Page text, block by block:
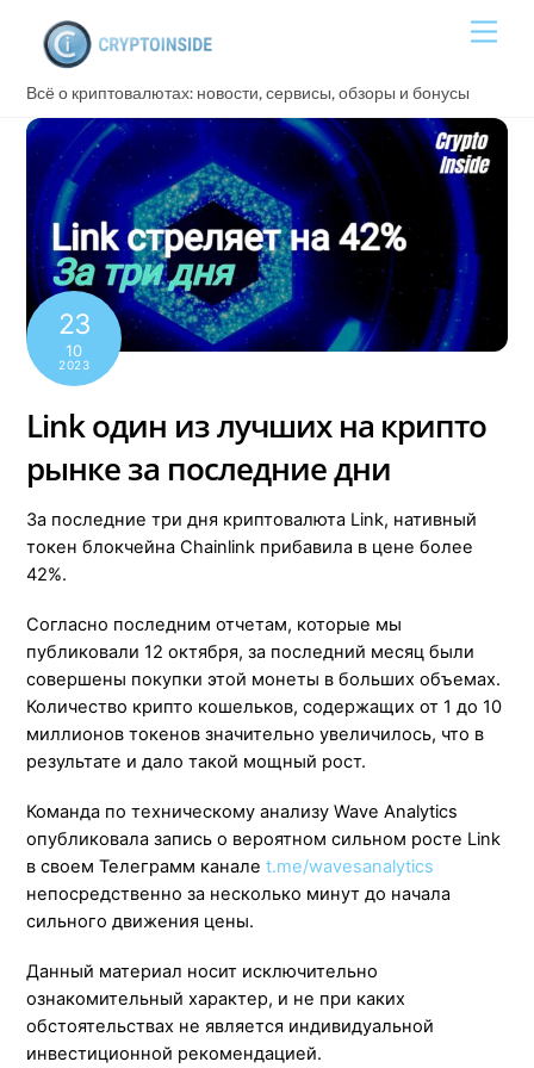
content
Всё о криптовалютах: новости, сервисы, обзоры и бонусы
23
10
2023
Link один из лучших на крипто
рынке за последние дни
За последние три дня криптовалюта Link, нативный
токен блокчейна Chainlink прибавила в цене более
42%.
Согласно последним отчетам, которые мы
публиковали 12 октября, за последний месяц были
совершены покупки этой монеты в больших объемах.
Количество крипто кошельков, содержащих от 1 до 10
миллионов токенов значительно увеличилось, что в
результате и дало такой мощный рост.
Команда по техническому анализу Wave Analytics
опубликовала запись о вероятном сильном росте Link
в своем Телеграмм каналеt.me/wavesanalytics
непосредственно за несколько минут до начала
сильного движения цены.
Данный материал носит исключительно
ознакомительный характер, и не при каких
обстоятельствах не является индивидуальной
инвестиционной рекомендацией.